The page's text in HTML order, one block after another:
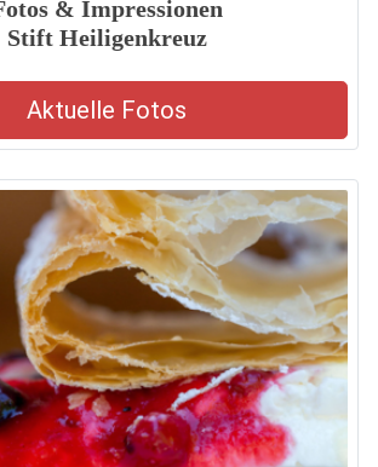
& Impressionen
Stift Heiligenkreuz
Aktuelle Fotos